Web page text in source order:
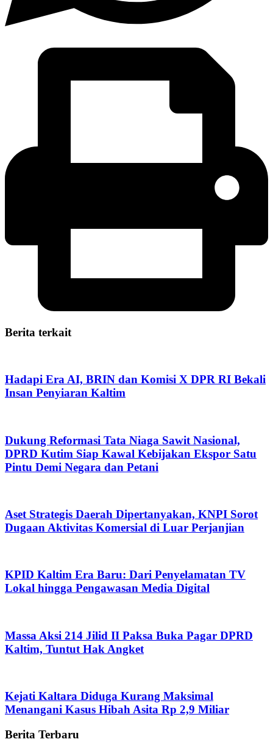
Berita terkait
Hadapi Era AI, BRIN dan Komisi X DPR RI Bekali
Insan Penyiaran Kaltim
Dukung Reformasi Tata Niaga Sawit Nasional,
DPRD Kutim Siap Kawal Kebijakan Ekspor Satu
Pintu Demi Negara dan Petani
Aset Strategis Daerah Dipertanyakan, KNPI Sorot
Dugaan Aktivitas Komersial di Luar Perjanjian
KPID Kaltim Era Baru: Dari Penyelamatan TV
Lokal hingga Pengawasan Media Digital
Massa Aksi 214 Jilid II Paksa Buka Pagar DPRD
Kaltim, Tuntut Hak Angket
Kejati Kaltara Diduga Kurang Maksimal
Menangani Kasus Hibah Asita Rp 2,9 Miliar
Berita Terbaru